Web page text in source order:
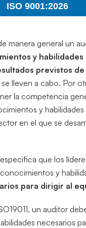
ISO 9001:2026
manera general un
y habilidades
previstos de
lleven a cabo. Por
la competencia
y
en el que se
que los
y
para dirigir al
un auditor
necesarios